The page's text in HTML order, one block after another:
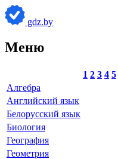
gdz.by
Меню
1 2 3 4 5
Алгебра
Английский язык
Белорусский язык
Биология
География
Геометрия